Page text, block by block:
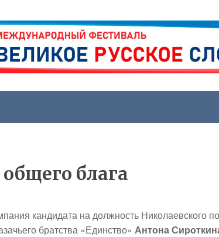
блага
кандидата на должность Николаевского
братства «Единство» Антона